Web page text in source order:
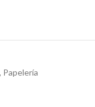
Papelería